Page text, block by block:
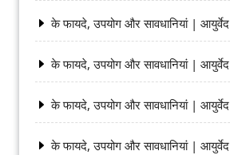
के फायदे, उपयोग और सावधानियां | आयुर्वेद
के फायदे, उपयोग और सावधानियां | आयुर्वेद
के फायदे, उपयोग और सावधानियां | आयुर्वेद
के फायदे, उपयोग और सावधानियां | आयुर्वेद